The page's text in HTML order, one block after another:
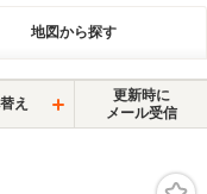
地図から探す
え
更新時に
メール受信